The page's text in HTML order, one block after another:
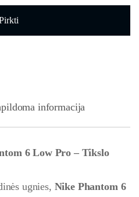
informacija
6 Low Pro – Tikslo
ugnies, Nike Phantom 6